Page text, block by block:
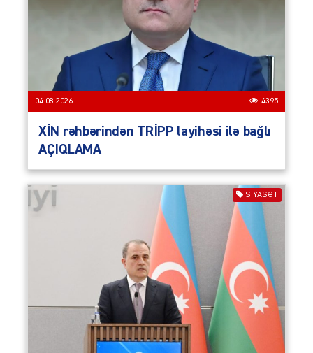
04.08.2026 4395
XİN rəhbərindən TRİPP layihəsi ilə bağlı
AÇIQLAMA
SIYASƏT